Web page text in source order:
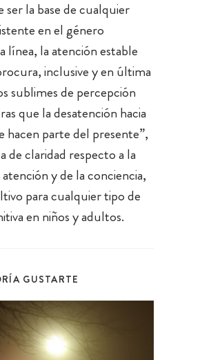
ser la base de cualquier
en el género
línea, la atención estable
inclusive y en última
sublimes de percepción
que la desatención hacia
hacen parte del presente”,
de claridad respecto a la
y de la conciencia,
para cualquier tipo de
en niños y adultos.
GUSTARTE